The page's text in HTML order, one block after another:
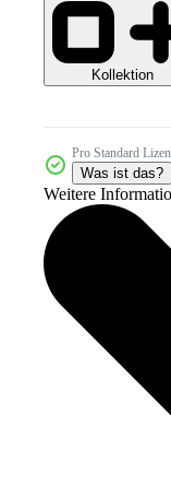
Kollektion
Pro Standard
Was ist das?
Weitere